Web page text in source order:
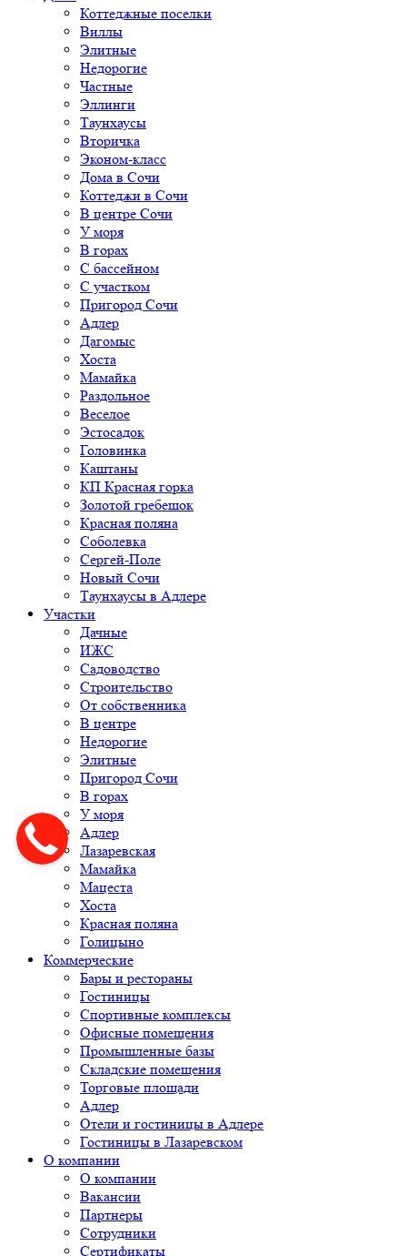
Коттеджные поселки
Виллы
Элитные
Недорогие
Частные
Эллинги
Таунхаусы
Вторичка
Эконом-класс
Дома в Сочи
Коттеджи в Сочи
В центре Сочи
У моря
В горах
С бассейном
С участком
Пригород Сочи
Адлер
Дагомыс
Хоста
Мамайка
Раздольное
Веселое
Эстосадок
Головинка
Каштаны
КП Красная горка
Золотой гребешок
Красная поляна
Соболевка
Сергей-Поле
Новый Сочи
Таунхаусы в Адлере
Участки
Дачные
ИЖС
Садоводство
Строительство
От собственника
В центре
Недорогие
Элитные
Пригород Сочи
В горах
У моря
Адлер
Лазаревская
Мамайка
Мацеста
Хоста
Красная поляна
Голицыно
Коммерческие
Бары и рестораны
Гостиницы
Спортивные комплексы
Офисные помещения
Промышленные базы
Складские помещения
Торговые площади
Адлер
Отели и гостиницы в Адлере
Гостиницы в Лазаревском
О компании
О компании
Вакансии
Партнеры
Сотрудники
Сертификаты